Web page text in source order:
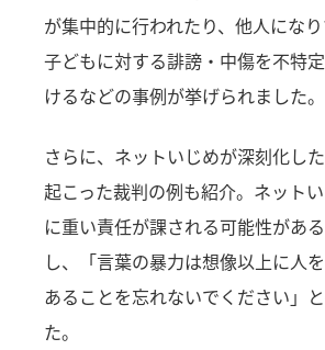
が集中的に行われたり、他人にな
子どもに対する誹謗・中傷を不特
けるなどの事例が挙げられました。
さらに、ネットいじめが深刻化し
起こった裁判の例も紹介。ネット
に重い責任が課される可能性があ
し、「言葉の暴力は想像以上に人
あることを忘れないでください」
た。